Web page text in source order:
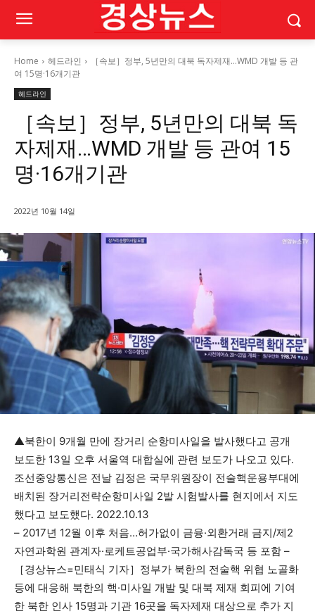
Home 헤드라인
［속보］정부, 5년만의 대북 독자제재…WMD 개발 등 관
여 15명·16개기관
헤드라인
［속보］정부, 5년만의 대북 독
자제재…WMD 개발 등 관여 15
명·16개기관
2022년 10월 14일
▲북한이 9개월 만에 장거리 순항미사일을 발사했다고 공개
보도한 13일 오후 서울역 대합실에 관련 보도가 나오고 있다.
조선중앙통신은 전날 김정은 국무위원장이 전술핵운용부대에
배치된 장거리전략순항미사일 2발 시험발사를 현지에서 지도
했다고 보도했다. 2022.10.13
– 2017년 12월 이후 처음…허가없이 금융·외환거래 금지/제2
자연과학원 관계자·로케트공업부·국가해사감독국 등 포함 –
［경상뉴스=민태식 기자］정부가 북한의 전술핵 위협 노골화
등에 대응해 북한의 핵·미사일 개발 및 대북 제재 회피에 기여
한 북한 인사 15명과 기관 16곳을 독자제재 대상으로 추가 지